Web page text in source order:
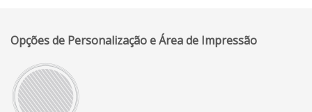
Opções de Personalização e Área de Impressão